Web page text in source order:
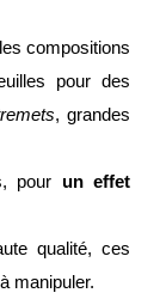
compositions
pour des
, grandes
pour un effet
qualité, ces
manipuler.